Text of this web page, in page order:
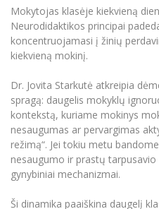
Korupcijos
Mokslininkų
Bendruomenės
Darbuotojų
MRU norminių
Intranetas
eDVS
Microsoft Office
MRU mobilios
Pagalbos sistema
Profesinė sąjunga
Mokytojas klasėje kiekvieną
Neurodidaktikos principai
koncentruojamasi į žinių
kiekvieną mokinį.
Dr. Jovita Starkutė atkreipia
spragą: daugelis mokyklų
kontekstą, kuriame mokinys
nesaugumas ar pervargimas
režimą“. Jei tokiu metu
nesaugumo ir prastų
gynybiniai mechanizmai.
Ši dinamika paaiškina daugelį